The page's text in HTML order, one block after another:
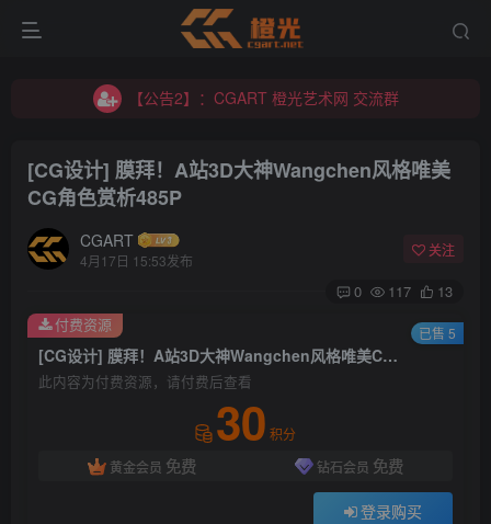
【公告2】：CGART 橙光艺术网 交流群
【公告2】：CGART 橙光艺术网 交流群
[CG设计] 膜拜！A站3D大神Wangchen风格唯美
CG角色赏析485P
CGART
4月17日 15:53发布
关注
0 117 13
[CG设计] 膜拜！A站3D大神Wangchen风格唯美CG角色赏析485P
此内容为付费资源，请付费后查看
30 积分
黄金会员 免费 钻石会员 免费
登录购买
付费资源 已售 5
登录
没有账号？立即注册
用户名/手机号/邮箱
登录密码
找回密码